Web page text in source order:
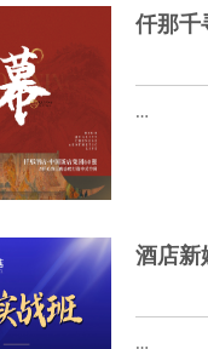
仟那千
…
酒店新
…